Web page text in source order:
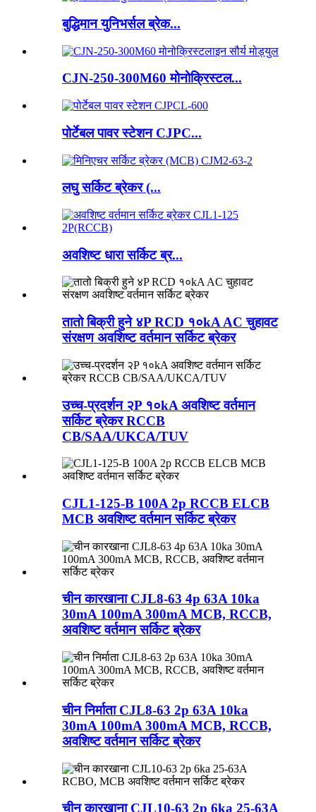
बुद्धिमान युनिभर्सल ब्रेक...
CJN-250-300M60 मोनोक्रिस्टल...
पोर्टेबल पावर स्टेशन CJPC...
लघु सर्किट ब्रेकर (...
अवशिष्ट धारा सर्किट ब्र...
तातो बिक्री हुने ४P RCD १०kA AC चुहावट
संरक्षण अवशिष्ट वर्तमान सर्किट ब्रेकर
उच्च-प्रदर्शन २P १०kA अवशिष्ट वर्तमान
सर्किट ब्रेकर RCCB
CB/SAA/UKCA/TUV
CJL1-125-B 100A 2p RCCB ELCB
MCB अवशिष्ट वर्तमान सर्किट ब्रेकर
चीन कारखाना CJL8-63 4p 63A 10ka
30mA 100mA 300mA MCB, RCCB,
अवशिष्ट वर्तमान सर्किट ब्रेकर
चीन निर्माता CJL8-63 2p 63A 10ka
30mA 100mA 300mA MCB, RCCB,
अवशिष्ट वर्तमान सर्किट ब्रेकर
चीन कारखाना CJL10-63 2p 6ka 25-63A